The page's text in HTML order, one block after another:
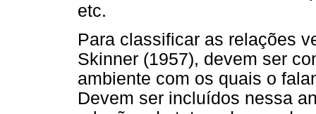
etc.
Para classificar as relações
Skinner (1957), devem ser
ambiente com os quais o
Devem ser incluídos nessa